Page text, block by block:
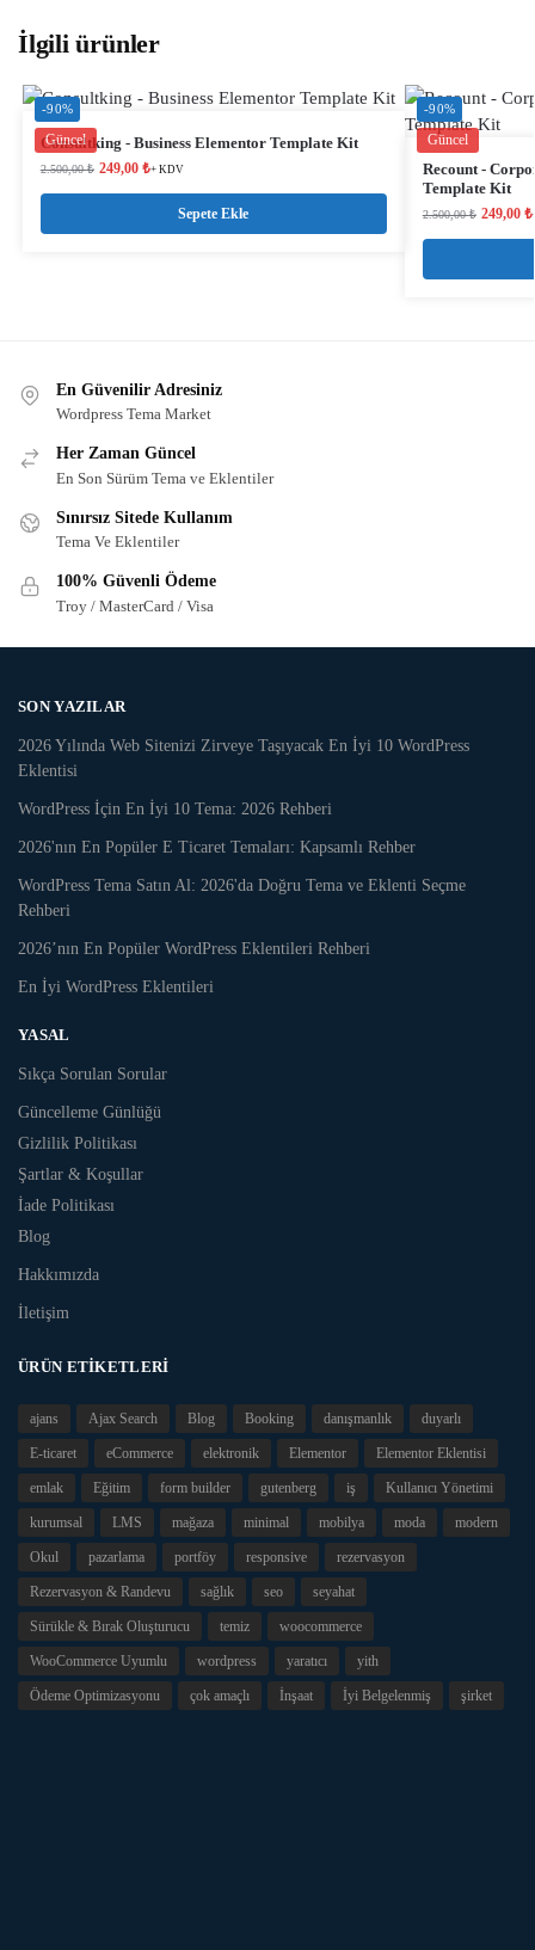
İlgili ürünler
-90%
Güncel
Consultking - Business Elementor Template Kit
2.500,00₺ 249,00 ₺+ KDV
Sepete Ekle
-90%
Güncel
Recount -
Template Kit
2.500,00₺ 249,00 ₺
En Güvenilir Adresiniz
Wordpress Tema Market
Her Zaman Güncel
En Son Sürüm Tema ve Eklentiler
Sınırsız Sitede Kullanım
Tema Ve Eklentiler
100% Güvenli Ödeme
Troy / MasterCard / Visa
SON YAZILAR
2026 Yılında Web Sitenizi Zirveye Taşıyacak En İyi 10 WordPress
Eklentisi
WordPress İçin En İyi 10 Tema: 2026 Rehberi
2026'nın En Popüler E Ticaret Temaları: Kapsamlı Rehber
WordPress Tema Satın Al: 2026'da Doğru Tema ve Eklenti Seçme
Rehberi
2026’nın En Popüler WordPress Eklentileri Rehberi
En İyi WordPress Eklentileri
YASAL
Sıkça Sorulan Sorular
Güncelleme Günlüğü
Gizlilik Politikası
Şartlar & Koşullar
İade Politikası
Blog
Hakkımızda
İletişim
ÜRÜN ETIKETLERI
ajans Ajax Search Blog Booking danışmanlık duyarlı
E-ticaret eCommerce elektronik Elementor Elementor Eklentisi
emlak Eğitim form builder gutenberg iş Kullanıcı Yönetimi
kurumsal LMS mağaza minimal mobilya moda modern
Okul pazarlama portföy responsive rezervasyon
Rezervasyon & Randevu sağlık seo seyahat
Sürükle & Bırak Oluşturucu temiz woocommerce
WooCommerce Uyumlu wordpress yaratıcı yith
Ödeme Optimizasyonu çok amaçlı İnşaat İyi Belgelenmiş şirket